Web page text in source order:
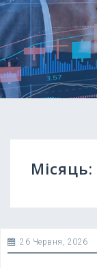
Місяць:
26 Червня, 2026